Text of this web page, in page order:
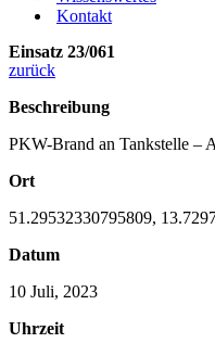
Kontakt
Einsatz 23/061
zurück
Beschreibung
PKW-Brand an Tankstelle –
Ort
51.29532330795809,
Datum
10 Juli, 2023
Uhrzeit